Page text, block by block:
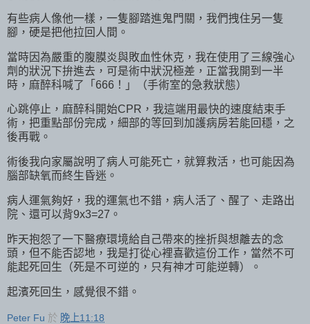
有些病人像他一樣，一隻腳踏進鬼門關，我們拽住另一隻
腳，硬是把他拉回人間。
當時因為嚴重的腹膜炎與敗血性休克，我在使用了三線強心
劑的狀況下拚進去，可是術中狀況極差，正當我開到一半
時，麻醉科喊了「666！」（手術室的急救狀態）
心跳停止，麻醉科開始CPR，我這端用最快的速度結束手
術，把重點部份完成，細部的等回到加護病房若能回穩，之
後再戰。
術後我向家屬說明了病人可能死亡，就算救活，也可能因為
腦部缺氧而終生昏迷。
病人運氣夠好，我的運氣也不錯，病人活了、醒了、走路出
院、還可以背9x3=27。
昨天抱怨了一下醫療環境給自己帶來的挫折與想離去的念
頭，但不能否認地，我是打從心裡喜歡這份工作，當然不可
能起死回生（死是不可逆的，只有神才可能逆轉）。
起濱死回生，感覺很不錯。
Peter Fu 於 晚上11:18